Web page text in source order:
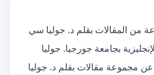
من المقالات بقلم د. جوليا سي
بجامعة جورجيا. جوليا
مجموعة مقالات بقلم د. جوليا